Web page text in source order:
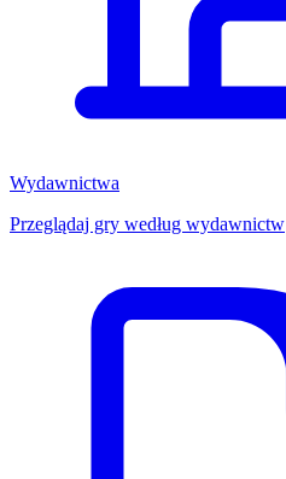
Wydawnictwa
Przeglądaj gry według wydawnictw